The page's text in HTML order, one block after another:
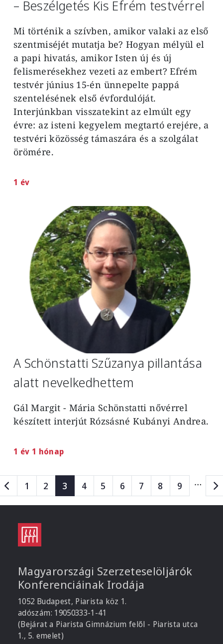
– Beszélgetés Kis Efrém testvérrel
Mi történik a szívben, amikor valaki az első
szentmiséjét mutatja be? Hogyan mélyül el
a papi hivatás, amikor Isten új és új
felismerésekhez vezeti az embert? Efrém
testvér június 15-én ünnepelte pappá
szentelésének első évfordulóját.
Interjúnkban visszatekint az elmúlt egy
évre: az isteni kegyelem megtartó erejére, a
testvéri közösség támaszára és a szolgálat
örömére.
1 év
A Schönstatti Szűzanya pillantása
alatt nevelkedhettem
Gál Margit - Mária Schönstatti nővérrel
készített interjút Rózsásné Kubányi Andrea.
1 év 1 hónap
Oldalszámozás
Page
1 Page
2 Page
3 Page
4 Page
5 Page
6 Page
7 Page
8 Page
9 …
Magyarországi Szerzeteselöljárók
Konferenciáinak Irodája
1052 Budapest, Piarista köz 1.
adószám: 19050333-1-41
(Bejárat a Piarista Gimnázium felől - Piarista utca
1., 5. emelet)